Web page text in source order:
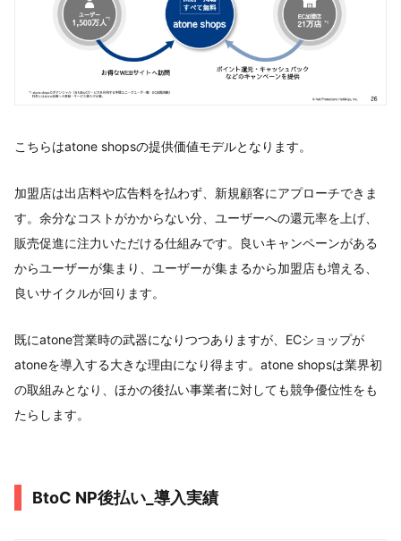
こちらはatone shopsの提供価値モデルとなります。
加盟店は出店料や広告料を払わず、新規顧客にアプローチできま
す。余分なコストがかからない分、ユーザーへの還元率を上げ、
販売促進に注力いただける仕組みです。良いキャンペーンがある
からユーザーが集まり、ユーザーが集まるから加盟店も増える、
良いサイクルが回ります。
既にatone営業時の武器になりつつありますが、ECショップが
atoneを導入する大きな理由になり得ます。atone shopsは業界初
の取組みとなり、ほかの後払い事業者に対しても競争優位性をも
たらします。
BtoC NP後払い_導入実績